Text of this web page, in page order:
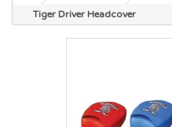
Tiger Driver Headcover